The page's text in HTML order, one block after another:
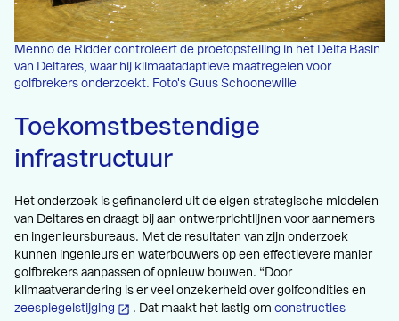
Menno de Ridder controleert de proefopstelling in het Delta Basin
van Deltares, waar hij klimaatadaptieve maatregelen voor
golfbrekers onderzoekt. Foto's Guus Schoonewille
Toekomstbestendige
infrastructuur
Het onderzoek is gefinancierd uit de eigen strategische middelen
van Deltares en draagt bij aan ontwerprichtlijnen voor aannemers
en ingenieursbureaus. Met de resultaten van zijn onderzoek
kunnen ingenieurs en waterbouwers op een effectievere manier
golfbrekers aanpassen of opnieuw bouwen. “Door
klimaatverandering is er veel onzekerheid over golfcondities en
zeespiegelstijging
. Dat maakt het lastig om constructies